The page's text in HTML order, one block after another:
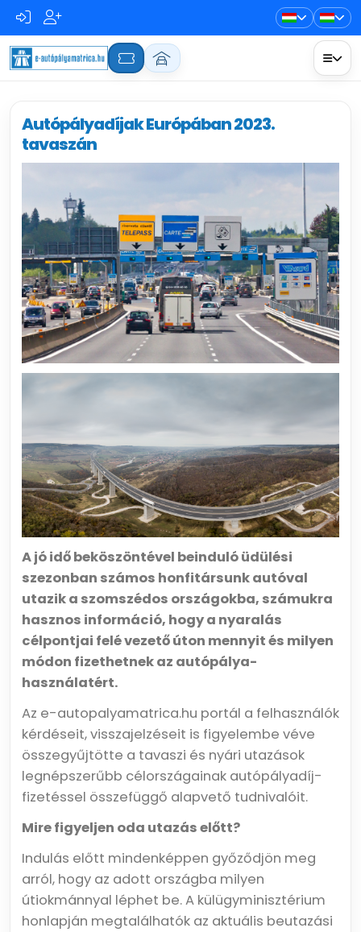
Autópályadíjak Európában 2023.
tavaszán
A jó idő beköszöntével beinduló üdülési
szezonban számos honfitársunk autóval
utazik a szomszédos országokba, számukra
hasznos információ, hogy a nyaralás
célpontjai felé vezető úton mennyit és milyen
módon fizethetnek az autópálya-
használatért.
Az e-autopalyamatrica.hu portál a felhasználók
kérdéseit, visszajelzéseit is figyelembe véve
összegyűjtötte a tavaszi és nyári utazások
legnépszerűbb célországainak autópályadíj-
fizetéssel összefüggő alapvető tudnivalóit.
Mire figyeljen oda utazás előtt?
Indulás előtt mindenképpen győződjön meg
arról, hogy az adott országba milyen
útiokmánnyal léphet be. A külügyminisztérium
honlapján megtalálhatók az aktuális beutazási